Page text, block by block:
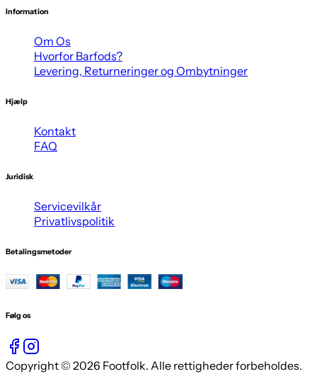
Information
Om Os
Hvorfor Barfods?
Levering, Returneringer og Ombytninger
Hjælp
Kontakt
FAQ
Juridisk
Servicevilkår
Privatlivspolitik
Betalingsmetoder
Følg os
Copyright © 2026 Footfolk. Alle rettigheder forbeholdes.